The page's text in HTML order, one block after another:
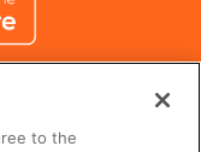
to the